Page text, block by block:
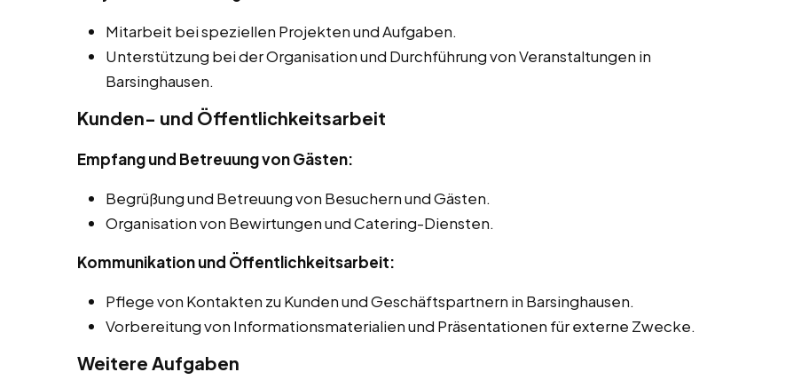
Mitarbeit bei speziellen Projekten und Aufgaben.
Unterstützung bei der Organisation und Durchführung von Veranstaltungen in
Barsinghausen.
Kunden- und Öffentlichkeitsarbeit
Empfang und Betreuung von Gästen:
Begrüßung und Betreuung von Besuchern und Gästen.
Organisation von Bewirtungen und Catering-Diensten.
Kommunikation und Öffentlichkeitsarbeit:
Pflege von Kontakten zu Kunden und Geschäftspartnern in Barsinghausen.
Vorbereitung von Informationsmaterialien und Präsentationen für externe Zwecke.
Weitere Aufgaben